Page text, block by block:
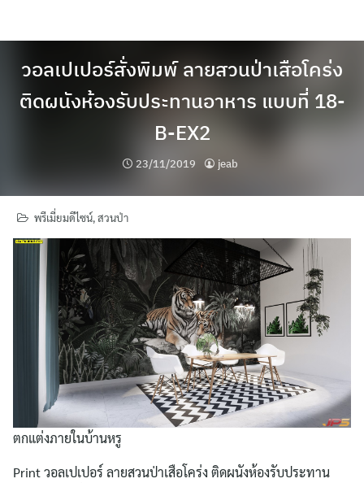
วอลเปเปอร์สั่งพิมพ์ ลายสวนป่าเสือโคร่ง
ติดผนังห้องรับประทานอาหาร แบบที่ 18-
B-EX2
23/11/2019 jeab
พรีเมี่ยมดีไซน์,สวนป่า
ตกแต่งภายในบ้านหรู
Print วอลเปเปอร์ ลายสวนป่าเสือโคร่ง ติดผนังห้องรับประทาน